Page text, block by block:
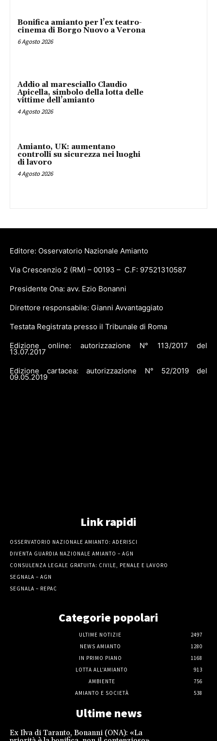
Bonifica amianto per l’ex teatro-
cinema di Borgo Nuovo a Verona
6 Agosto 2026
Addio al maresciallo Claudio
Apicella, simbolo della lotta delle
vittime dell’amianto
4 Agosto 2026
Amianto, UK: aumentano
controlli su sicurezza nei luoghi
di lavoro
4 Agosto 2026
Editore: Osservatorio Nazionale Amianto
Via Crescenzio 2 (RM) – 00193 – C.F: 97521310587
Presidente Ona: avv. Ezio Bonanni
Direttore responsabile: Gianni Avvantaggiato
Testata Registrata presso il Tribunale di Roma
Edizione online: autorizzazione N° 113/2017 del
13.07.2017
Edizione cartacea: autorizzazione N° 52/2019 del
09.05.2019
Link rapidi
OSSERVATORIO NAZIONALE AMIANTO: ADERISCI
DIVENTA GUARDIA NAZIONALE AMIANTO – AGN
CONSULENZA LEGALE GRATUITA: CIVILE, PENALE E LAVORO
SEGNALA – AGN
SEGNALA – REPAC
Categorie popolari
ULTIME NOTIZIE
2497
NEWS AMIANTO
1280
IN PRIMO PIANO
1168
LOTTA ALL'AMIANTO
913
AMBIENTE
756
AMIANTO E SOCIETÀ
538
Ultime news
Ex Ilva di Taranto, Bonanni (ONA): «La